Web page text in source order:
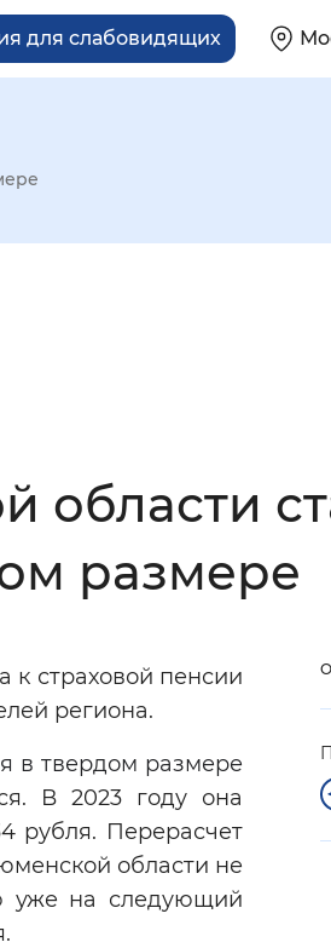
для слабовидящих
Большой
Синий фон
области
размере
страховой пенсии
региона.
в твердом размере
В 2023 году она
рубля. Перерасчет
области не
уже на следующий